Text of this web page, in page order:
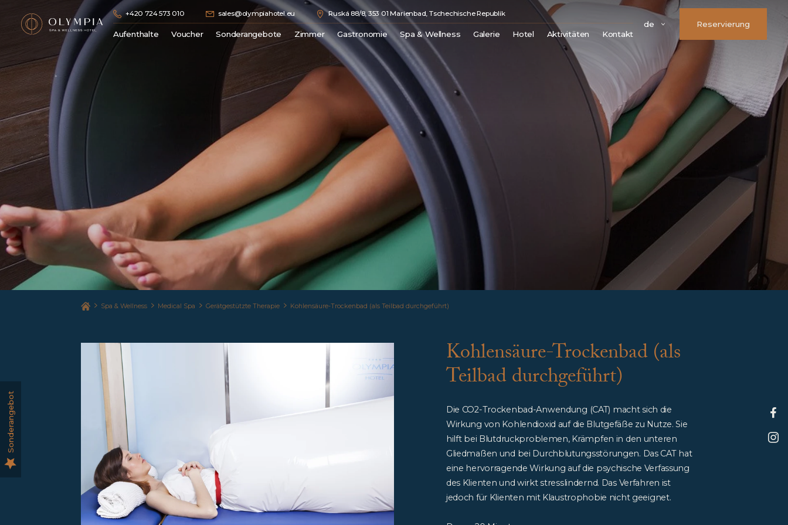
+420 724 573 010 sales@olympiahotel.eu Ruská 88/8, 353 01 Marienbad, Tschechische Republik
Aufenthalte
Voucher
Geschenkgutscheine
Sonderangebote
Zimmer
Double Comfort
Junior Suite
Gastronomie
Spa & Wellness
Medical Spa
Wellness
Beauty
Preisliste
Galerie
Hotel
Treueprogramm OLYMP
Aktivitäten Kontakt
de Reservierung
Spa & Wellness Medical Spa Gerätgestützte Therapie Kohlensäure-Trockenbad (als Teilbad durchgeführt)
Kohlensäure-Trockenbad (als
Teilbad durchgeführt)
Die CO2-Trockenbad-Anwendung (CAT) macht sich die
Wirkung von Kohlendioxid auf die Blutgefäße zu Nutze. Sie
hilft bei Blutdruckproblemen, Krämpfen in den unteren
Gliedmaßen und bei Durchblutungsstörungen. Das CAT hat
eine hervorragende Wirkung auf die psychische Verfassung
des Klienten und wirkt stresslindernd. Das Verfahren ist
jedoch für Klienten mit Klaustrophobie nicht geeignet.
Sonderangebot